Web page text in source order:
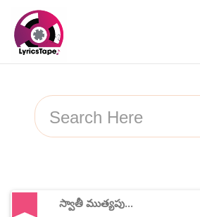
స్వాతీ ముత్యపు...